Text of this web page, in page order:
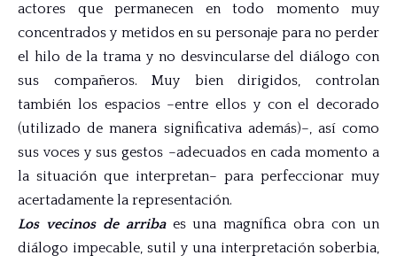
actores que permanecen en todo momento muy
concentrados y metidos en su personaje para no perder
el hilo de la trama y no desvincularse del diálogo con
sus compañeros. Muy bien dirigidos, controlan
también los espacios –entre ellos y con el decorado
(utilizado de manera significativa además)–, así como
sus voces y sus gestos –adecuados en cada momento a
la situación que interpretan– para perfeccionar muy
acertadamente la representación.
Los vecinos de arribaes una magnífica obra con un
diálogo impecable, sutil y una interpretación soberbia,